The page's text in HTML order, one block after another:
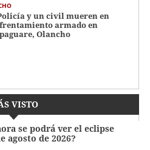
y un civil mueren en
armado en
Olancho
VISTO
se podrá ver el eclipse
agosto de 2026?